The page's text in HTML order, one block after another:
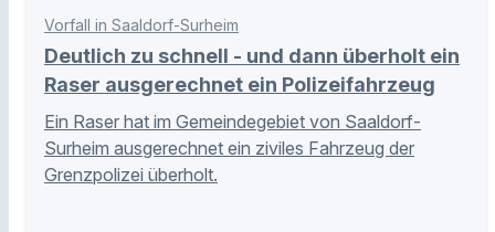
Vorfall in Saaldorf-Surheim
Deutlich zu schnell - und dann überholt ein
Raser ausgerechnet ein Polizeifahrzeug
Ein Raser hat im Gemeindegebiet von Saaldorf-
Surheim ausgerechnet ein ziviles Fahrzeug der
Grenzpolizei überholt.